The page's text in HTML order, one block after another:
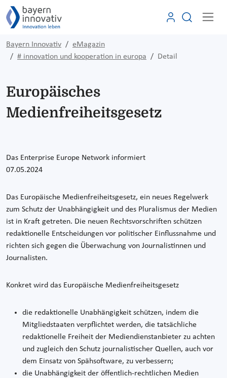
Bayern Innovativ
eMagazin
# innovation und kooperation in europa
Detail
Europäisches
Medienfreiheitsgesetz
Das Enterprise Europe Network informiert
07.05.2024
Das Europäische Medienfreiheitsgesetz, ein neues Regelwerk
zum Schutz der Unabhängigkeit und des Pluralismus der Medien
ist in Kraft getreten. Die neuen Rechtsvorschriften schützen
redaktionelle Entscheidungen vor politischer Einflussnahme und
richten sich gegen die Überwachung von Journalistinnen und
Journalisten.
Konkret wird das Europäische Medienfreiheitsgesetz
die redaktionelle Unabhängigkeit schützen, indem die
Mitgliedstaaten verpflichtet werden, die tatsächliche
redaktionelle Freiheit der Mediendienstanbieter zu achten
und zugleich den Schutz journalistischer Quellen, auch vor
dem Einsatz von Spähsoftware, zu verbessern;
die Unabhängigkeit der öffentlich-rechtlichen Medien